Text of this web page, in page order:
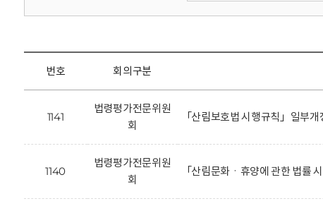
번호 회의구분
1141
법령평가전문위원
회
「산림보호법 시행규칙」일부
1140
법령평가전문위원
회
「산림문화ㆍ휴양에 관한 법률